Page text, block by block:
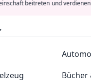
beitreten und verdienen 200
sportdeal24
Bücher
2026
Wordans -Angebote